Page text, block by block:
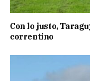
Con lo justo,
correntino